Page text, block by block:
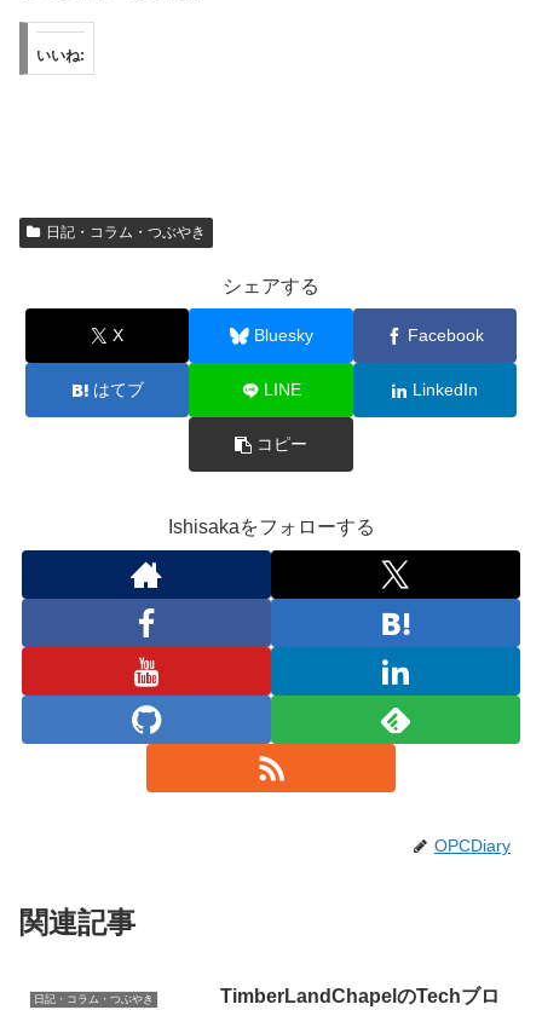
いいね:
日記・コラム・つぶやき
シェアする
X Bluesky Facebook
はてブ LINE LinkedIn
コピー
Ishisakaをフォローする
OPCDiary
関連記事
日記・コラム・つぶやき TimberLandChapelのTechブロ